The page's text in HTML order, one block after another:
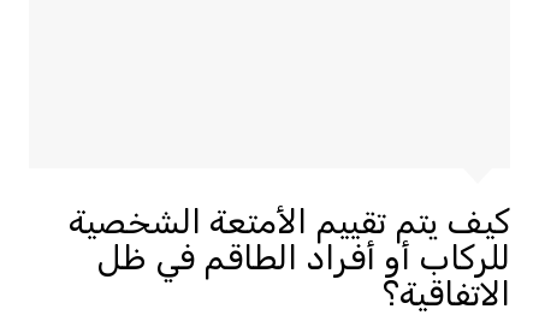
كيف يتم تقييم الأمتعة الشخصية
للركاب أو أفراد الطاقم في ظل
الاتفاقية؟